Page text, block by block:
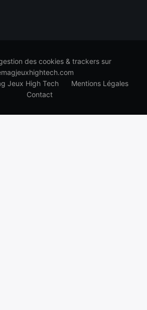
des cookies & trackers sur
Jeux High Tech
Mentions Légales
Contact